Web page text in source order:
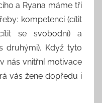
a Ryana máme tři
kompetenci (cítit
se svobodní) a
druhými). Když tyto
nás vnitřní motivace
vás žene dopředu i